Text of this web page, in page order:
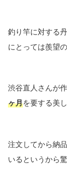
釣り竿に対する
にとっては羨望
渋谷直人さんが
ヶ月を要する美
注文してから納
いるというから驚